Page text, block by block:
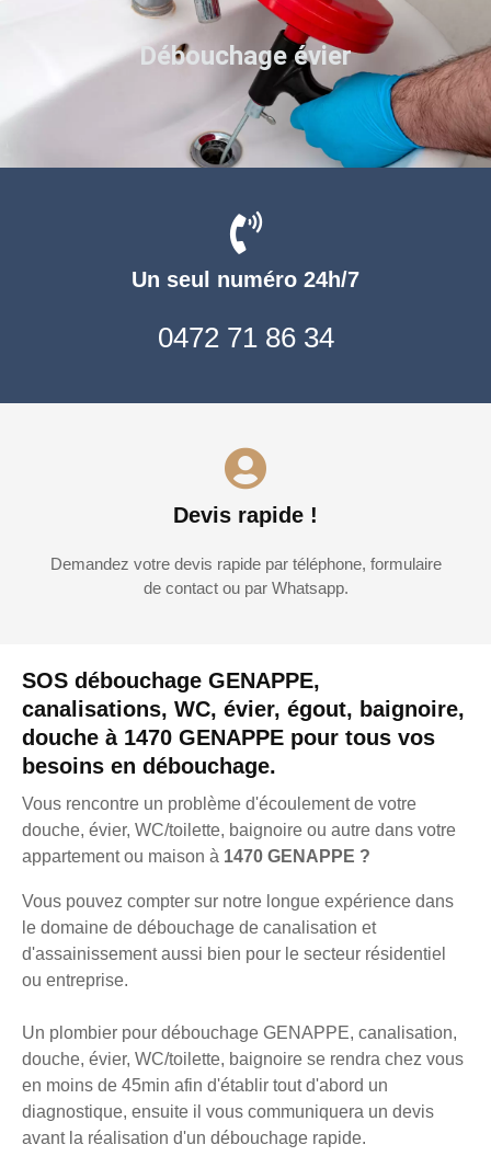
SOS débouchage GENAPPE,
canalisations, WC, évier, égout, baignoire,
douche à 1470 GENAPPE pour tous vos
besoins en débouchage.
Vous rencontre un problème d'écoulement de votre
douche, évier, WC/toilette, baignoire ou autre dans votre
appartement ou maison à 1470 GENAPPE ?
Vous pouvez compter sur notre longue expérience dans
le domaine de débouchage de canalisation et
d'assainissement aussi bien pour le secteur résidentiel
ou entreprise.
Un plombier pour débouchage GENAPPE, canalisation,
douche, évier, WC/toilette, baignoire se rendra chez vous
en moins de 45min afin d'établir tout d'abord un
diagnostique, ensuite il vous communiquera un devis
avant la réalisation d'un débouchage rapide.
Un seul numéro 24h/7
0472 71 86 34
Devis rapide !
Demandez votre devis rapide par téléphone, formulaire
de contact ou par Whatsapp.
Débouchage évier